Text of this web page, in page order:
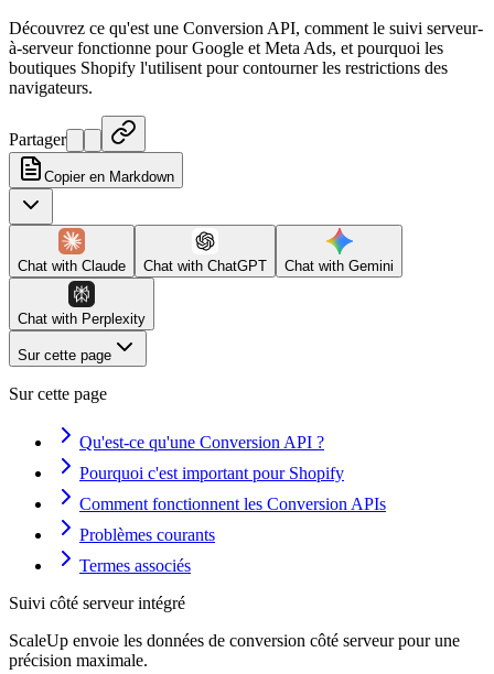
Découvrez ce qu'est une Conversion API, comment le suivi serveur-
à-serveur fonctionne pour Google et Meta Ads, et pourquoi les
boutiques Shopify l'utilisent pour contourner les restrictions des
navigateurs.
Partager
Copier en Markdown
Chat with Claude Chat with ChatGPT Chat with Gemini
Chat with Perplexity
Sur cette page
Sur cette page
Qu'est-ce qu'une Conversion API ?
Pourquoi c'est important pour Shopify
Comment fonctionnent les Conversion APIs
Problèmes courants
Termes associés
Suivi côté serveur intégré
ScaleUp envoie les données de conversion côté serveur pour une
précision maximale.